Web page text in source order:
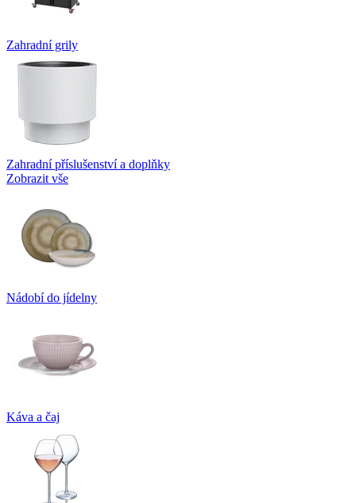
Zahradní grily
Zahradní příslušenství a doplňky
Zobrazit vše
Nádobí do jídelny
Káva a čaj